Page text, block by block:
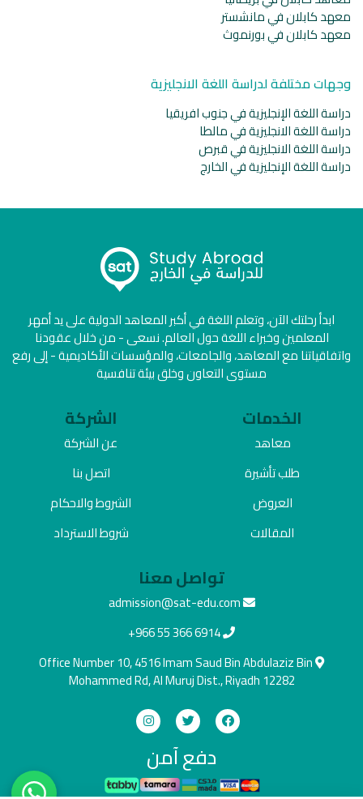
معهد كابلان في مانشستر
معهد كابلان في بورنموث
وجهات مختلفة لدراسة اللغة الانجليزية
دراسة اللغة الإنجليزية في جنوب افريقيا
دراسة اللغة الانجليزية في مالطا
دراسة اللغة الانجليزية في قبرص
دراسة اللغة الإنجليزية في الخارج
ابدأ رحلتك الآن، وتعلم اللغة في أكبر المعاهد الدولية على يد أمهر
المعلمين وخبراء اللغة حول العالم. نسعى - من خلال عقودنا
واتفاقياتنا مع المعاهد، والجامعات، والمؤسسات الأكاديمية - إلى رفع
مستوى التعاون وخلق بيئة تنافسية
الخدمات
معاهد
طلب تأشيرة
العروض
المقالات
الشركة
عن الشركة
اتصل بنا
الشروط والاحكام
شروط الاسترداد
تواصل معنا
admission@sat-edu.com
+966 55 366 6914
Office Number 10, 4516 Imam Saud Bin Abdulaziz Bin
Mohammed Rd, Al Muruj Dist., Riyadh 12282
دفع آمن